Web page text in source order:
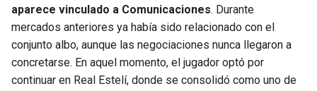
aparece vinculado a Comunicaciones. Durante
mercados anteriores ya había sido relacionado con el
conjunto albo, aunque las negociaciones nunca llegaron a
concretarse. En aquel momento, el jugador optó por
continuar en Real Estelí, donde se consolidó como uno de